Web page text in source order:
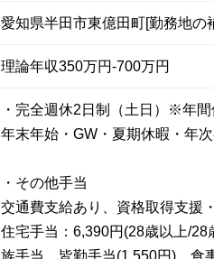
愛知県半田市東億田町[勤務地
理論年収350万円-700万円
・完全週休2日制（土日）※年間
年末年始・GW・夏期休暇・年
・その他手当
交通費支給あり、資格取得支援
住宅手当：6,390円(28歳以上/
族手当、皆勤手当(1,550円)、食